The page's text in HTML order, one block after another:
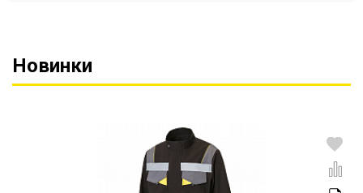
Новинки